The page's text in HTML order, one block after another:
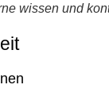
wissen und